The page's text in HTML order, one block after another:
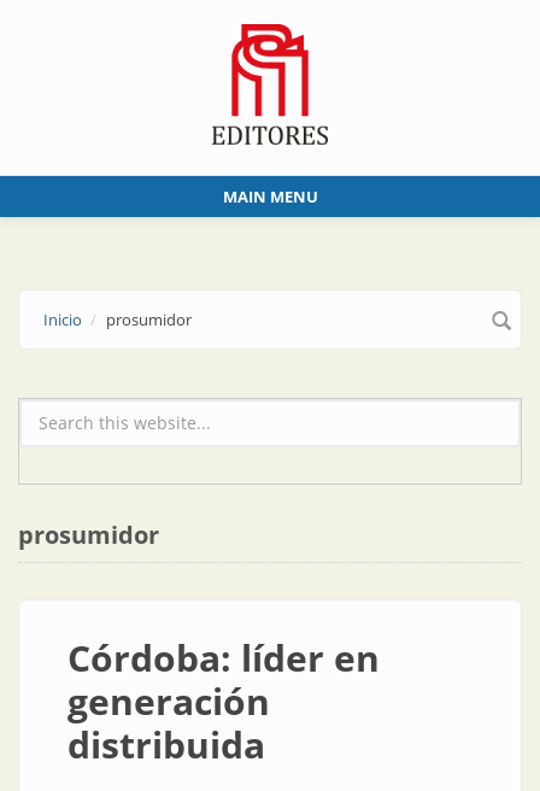
MAIN MENU
Inicio prosumidor
Formulario de búsqueda
prosumidor
Córdoba: líder en
generación
distribuida